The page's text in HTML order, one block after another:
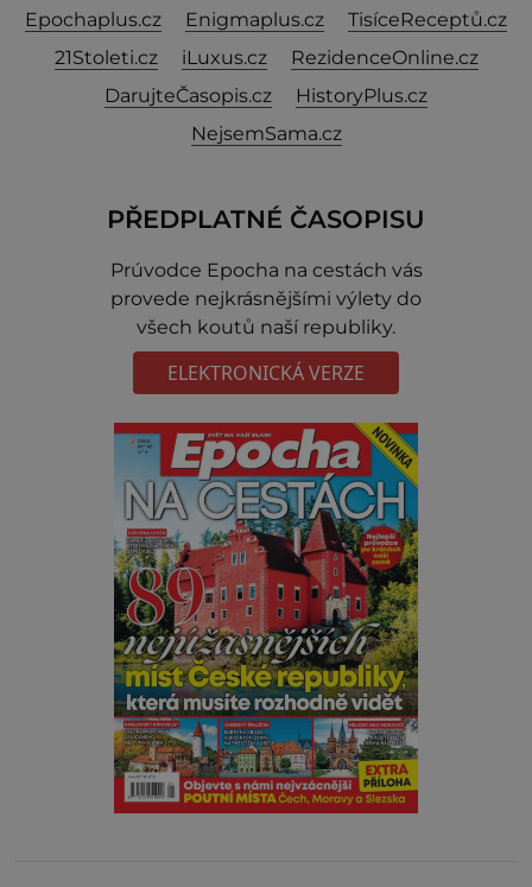
Epochaplus.cz
Enigmaplus.cz
TisíceReceptů.cz
21Stoleti.cz
iLuxus.cz
RezidenceOnline.cz
DarujteČasopis.cz
HistoryPlus.cz
NejsemSama.cz
PŘEDPLATNÉ ČASOPISU
Prúvodce Epocha na cestách vás
provede nejkrásnějšími výlety do
všech koutů naší republiky.
ELEKTRONICKÁ VERZE